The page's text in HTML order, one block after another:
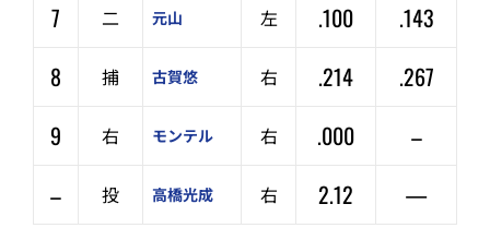
7
二 元山 左 .100
.143
8
捕 古賀悠 右 .214
.267
9
右 モンテル 右 .000
–
–
投 高橋光成 右 2.12 —